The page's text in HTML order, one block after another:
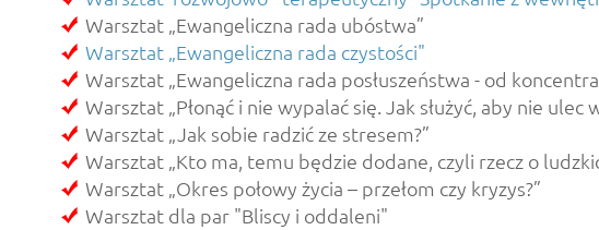
Warsztat „Ewangeliczna rada ubóstwa”
Warsztat „Ewangeliczna rada czystości"
Warsztat „Ewangeliczna rada posłuszeństwa - od
Warsztat „Płonąć i nie wypalać się. Jak służyć, aby nie ulec
Warsztat „Jak sobie radzić ze stresem?”
Warsztat „Kto ma, temu będzie dodane, czyli rzecz o
Warsztat „Okres połowy życia – przełom czy kryzys?”
Warsztat dla par "Bliscy i oddaleni"